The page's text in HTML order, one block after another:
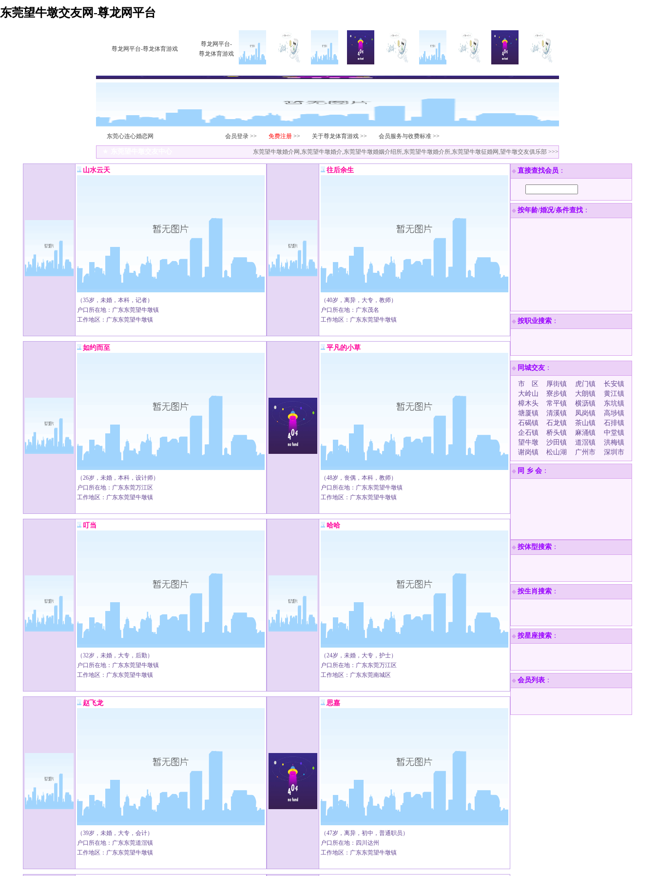
东莞望牛墩交友网-尊龙网平台
尊龙网平台-尊龙体育游戏
尊龙网平台-
尊龙体育游戏
东莞心连心婚恋网 会员登录 >> 免费注册 >> 关于尊龙体育游戏 >> 会员服务与收费标准 >>
东莞望牛墩婚介网,东莞望牛墩婚介,东莞望牛墩婚姻介绍所,东莞望牛墩婚介所,东莞望牛墩征婚网,望牛墩交友俱乐部 >>>
山水云天
（35岁，未婚，本科，记者）
户口所在地：广东东莞望牛墩镇
工作地区：广东东莞望牛墩镇
如约而至
（26岁，未婚，本科，设计师）
户口所在地：广东东莞万江区
工作地区：广东东莞望牛墩镇
叮当
（32岁，未婚，大专，后勤）
户口所在地：广东东莞望牛墩镇
工作地区：广东东莞望牛墩镇
赵飞龙
（39岁，未婚，大专，会计）
户口所在地：广东东莞道滘镇
工作地区：广东东莞望牛墩镇
往后余生
（40岁，离异，大专，教师）
户口所在地：广东茂名
工作地区：广东东莞望牛墩镇
平凡的小草
（48岁，丧偶，本科，教师）
户口所在地：广东东莞望牛墩镇
工作地区：广东东莞望牛墩镇
哈哈
（24岁，未婚，大专，护士）
户口所在地：广东东莞万江区
工作地区：广东东莞南城区
思嘉
（47岁，离异，初中，普通职员）
户口所在地：四川达州
工作地区：广东东莞望牛墩镇
◆ 直接查找会员 ：
◆ 按年龄/婚况/条件查找 ：
◆ 按职业搜索 ：
◆ 同城交友 ：
市 区 厚街镇 虎门镇
长安镇
大岭山
寮步镇 大朗镇
黄江镇
樟木头
常平镇 横沥镇
东坑镇
塘厦镇
清溪镇 凤岗镇
高埗镇
石碣镇
石龙镇 茶山镇
石排镇
企石镇
桥头镇 麻涌镇
中堂镇
望牛墩
沙田镇 道滘镇
洪梅镇
谢岗镇
松山湖 广州市 深圳市
◆ 同 乡 会 ：
◆ 按体型搜索 ：
◆ 按生肖搜索 ：
◆ 按星座搜索 ：
◆ 会员列表 ：